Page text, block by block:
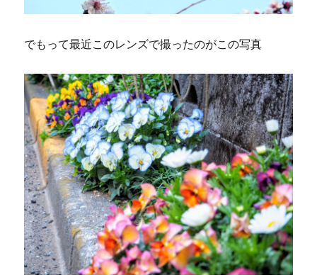
でもって最近このレンズで撮ったのがこの写真